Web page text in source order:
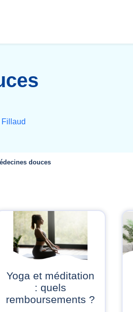
douces
Yoga et méditation
: quels
remboursements ?